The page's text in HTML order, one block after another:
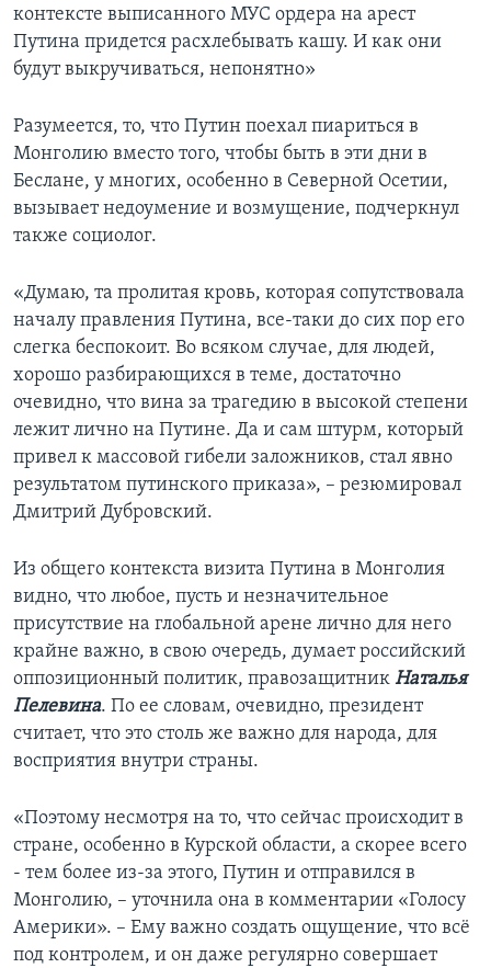
контексте выписанного МУС ордера на арест
Путина придется расхлебывать кашу. И как они
будут выкручиваться, непонятно»
Разумеется, то, что Путин поехал пиариться в
Монголию вместо того, чтобы быть в эти дни в
Беслане, у многих, особенно в Северной Осетии,
вызывает недоумение и возмущение, подчеркнул
также социолог.
«Думаю, та пролитая кровь, которая сопутствовала
началу правления Путина, все-таки до сих пор его
слегка беспокоит. Во всяком случае, для людей,
хорошо разбирающихся в теме, достаточно
очевидно, что вина за трагедию в высокой степени
лежит лично на Путине. Да и сам штурм, который
привел к массовой гибели заложников, стал явно
результатом путинского приказа», – резюмировал
Дмитрий Дубровский.
Из общего контекста визита Путина в Монголия
видно, что любое, пусть и незначительное
присутствие на глобальной арене лично для него
крайне важно, в свою очередь, думает российский
оппозиционный политик, правозащитник Наталья
Пелевина. По ее словам, очевидно, президент
считает, что это столь же важно для народа, для
восприятия внутри страны.
«Поэтому несмотря на то, что сейчас происходит в
стране, особенно в Курской области, а скорее всего
- тем более из-за этого, Путин и отправился в
Монголию, – уточнила она в комментарии «Голосу
Америки». – Ему важно создать ощущение, что всё
под контролем, и он даже регулярно совершает